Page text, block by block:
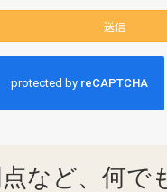
など、何で